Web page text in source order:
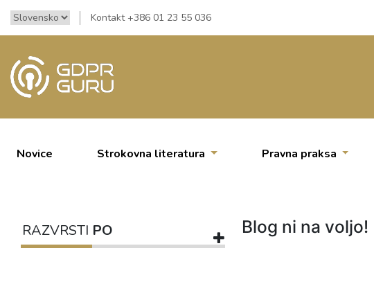
Kontakt +386 01 23 55 036
Novice Strokovna literatura Pravna praksa
RAZVRSTI PO Blog ni na voljo!